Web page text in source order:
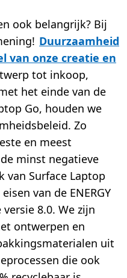
ook belangrijk? Bij
Duurzaamheid
van onze creatie en
tot inkoop,
het einde van de
Go, houden we
Zo
en meest
minst negatieve
van Surface Laptop
van de ENERGY
8.0. We zijn
ontwerpen en
uit
die ook